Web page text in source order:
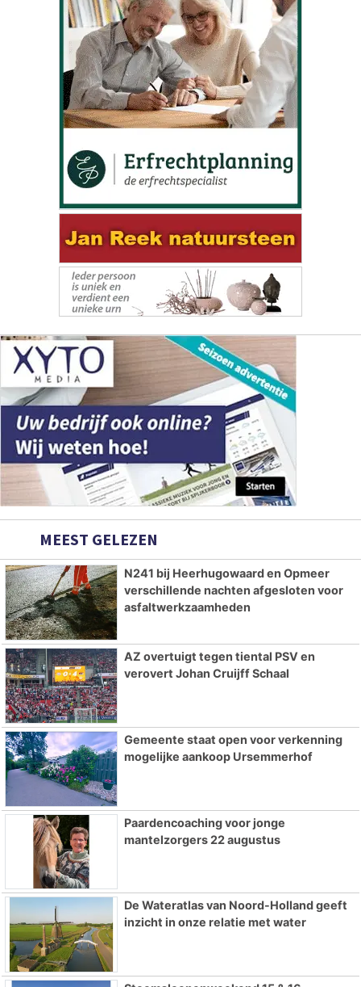
MEEST GELEZEN
N241 bij Heerhugowaard en Opmeer
verschillende nachten afgesloten voor
asfaltwerkzaamheden
AZ overtuigt tegen tiental PSV en
verovert Johan Cruijff Schaal
Gemeente staat open voor verkenning
mogelijke aankoop Ursemmerhof
Paardencoaching voor jonge
mantelzorgers 22 augustus
De Wateratlas van Noord-Holland geeft
inzicht in onze relatie met water